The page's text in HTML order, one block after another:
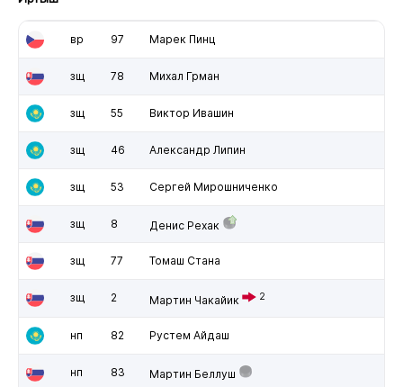
вр 97 Марек Пинц
зщ 78 Михал Грман
зщ 55 Виктор Ивашин
зщ 46 Александр Липин
зщ 53 Сергей Мирошниченко
зщ 8 Денис Рехак
зщ 77 Томаш Стана
зщ 2 Мартин Чакайик 2
нп 82 Рустем Айдаш
нп 83 Мартин Беллуш